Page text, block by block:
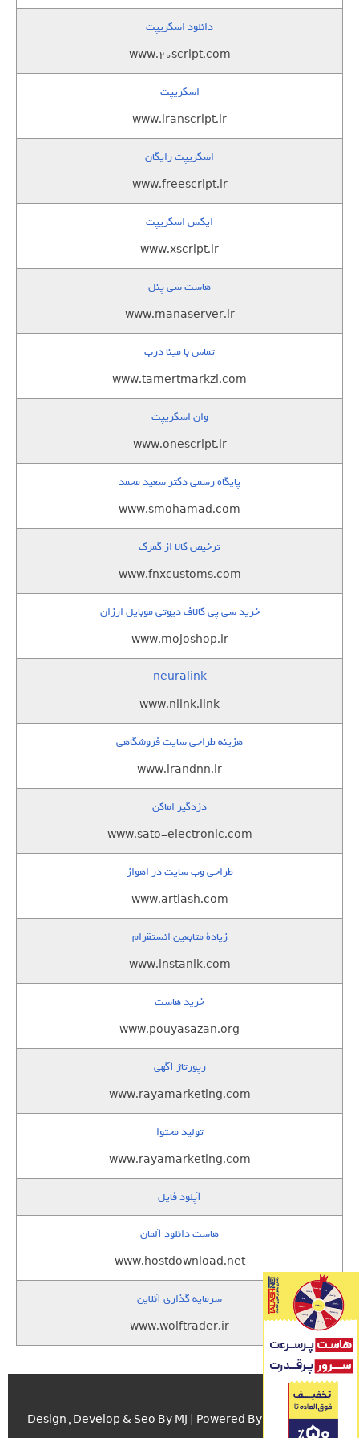
دانلود اسکریپت
www.20script.com
اسکریپت
www.iranscript.ir
اسکریپت رایگان
www.freescript.ir
ایکس اسکریپت
www.xscript.ir
هاست سی پنل
www.manaserver.ir
تماس با مینا درب
www.tamertmarkzi.com
وان اسکریپت
www.onescript.ir
پایگاه رسمی دکتر سعید محمد
www.smohamad.com
ترخیص کالا از گمرک
www.fnxcustoms.com
خرید سی پی کالاف دیوتی موبایل ارزان
www.mojoshop.ir
neuralink
www.nlink.link
هزینه طراحی سایت فروشگاهی
www.irandnn.ir
دزدگیر اماکن
www.sato-electronic.com
طراحی وب سایت در اهواز
www.artiash.com
زيادة متابعين انستقرام
www.instanik.com
خرید هاست
www.pouyasazan.org
رپورتاژ آگهی
www.rayamarketing.com
تولید محتوا
www.rayamarketing.com
آپلود فایل
هاست دانلود آلمان
www.hostdownload.net
سرمایه گذاری آنلاین
www.wolftrader.ir
Design , Develop & Seo By MJ | Powered By اسکریپت.com